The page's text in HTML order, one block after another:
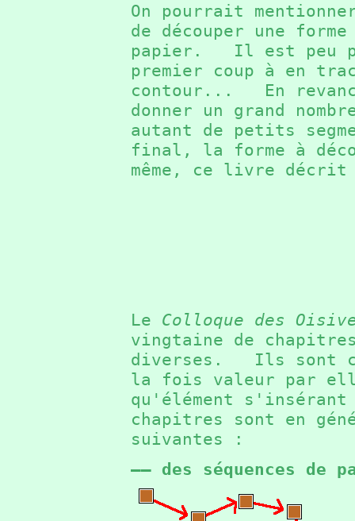
On pourrait
de découper une forme
papier. Il est peu
premier coup à en
contour... En
donner un grand
autant de petits
final, la forme à
même, ce livre
Le Colloque des
vingtaine de
diverses. Ils sont
la fois valeur par
qu'élément
chapitres sont en
suivantes :
—— des séquences de